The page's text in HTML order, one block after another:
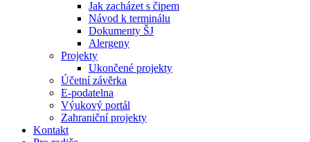
Jak zacházet s čipem
Návod k terminálu
Dokumenty ŠJ
Alergeny
Projekty
Ukončené projekty
Účetní závěrka
E-podatelna
Výukový portál
Zahraniční projekty
Kontakt